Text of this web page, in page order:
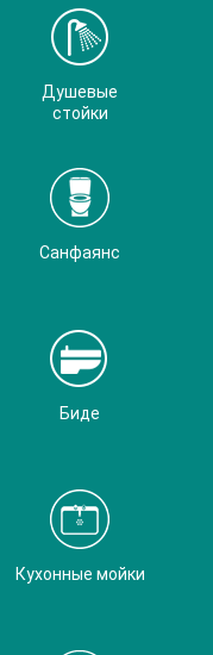
Душевые
стойки
Санфаянс
Биде
Кухонные мойки